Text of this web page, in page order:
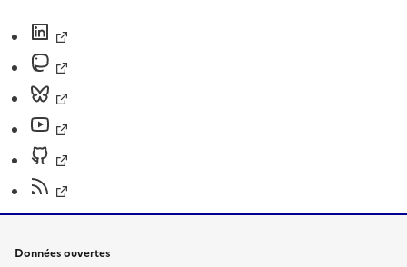
Données ouvertes